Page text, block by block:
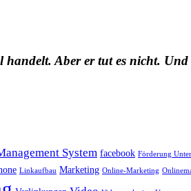
Aber er tut es nicht.
System facebook Förderung
Linkaufbau Marketing Online-Marketing